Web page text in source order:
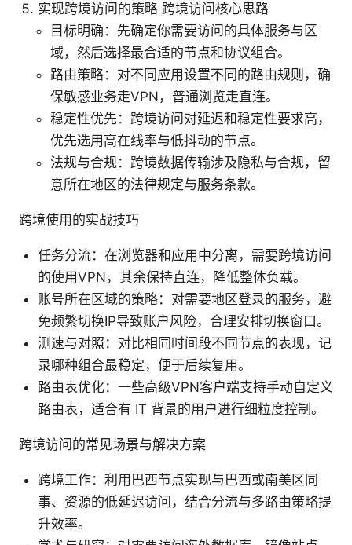
实现跨境访问的策略 跨境访问核心思路
目标明确：先确定你需要访问的具体服务与区
域，然后选择最合适的节点和协议组合。
路由策略：对不同应用设置不同的路由规则，确
保敏感业务走VPN，普通浏览走直连。
稳定性优先：跨境访问对延迟和稳定性要求高，
优先选用高在线率与低抖动的节点。
法规与合规：跨境数据传输涉及隐私与合规，留
意所在地区的法律规定与服务条款。
跨境使用的实战技巧
任务分流：在浏览器和应用中分离，需要跨境访问
的使用VPN，其余保持直连，降低整体负载。
账号所在区域的策略：对需要地区登录的服务，避
免频繁切换IP导致账户风险，合理安排切换窗口。
测速与对照：对比相同时间段不同节点的表现，记
录哪种组合最稳定，便于后续复用。
路由表优化：一些高级VPN客户端支持手动自定义
路由表，适合有 IT 背景的用户进行细粒度控制。
跨境访问的常见场景与解决方案
跨境工作：利用巴西节点实现与巴西或南美区同
事、资源的低延迟访问，结合分流与多路由策略提
升效率。